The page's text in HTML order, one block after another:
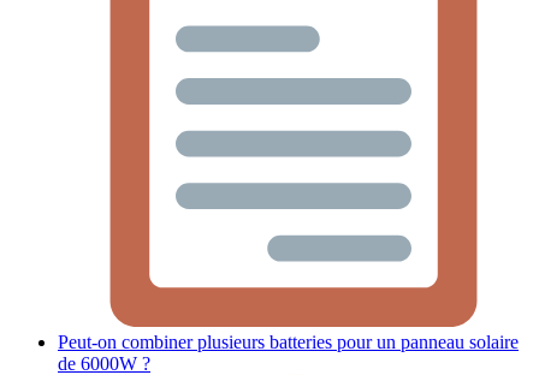
Peut-on combiner plusieurs batteries pour un panneau solaire
de 6000W ?